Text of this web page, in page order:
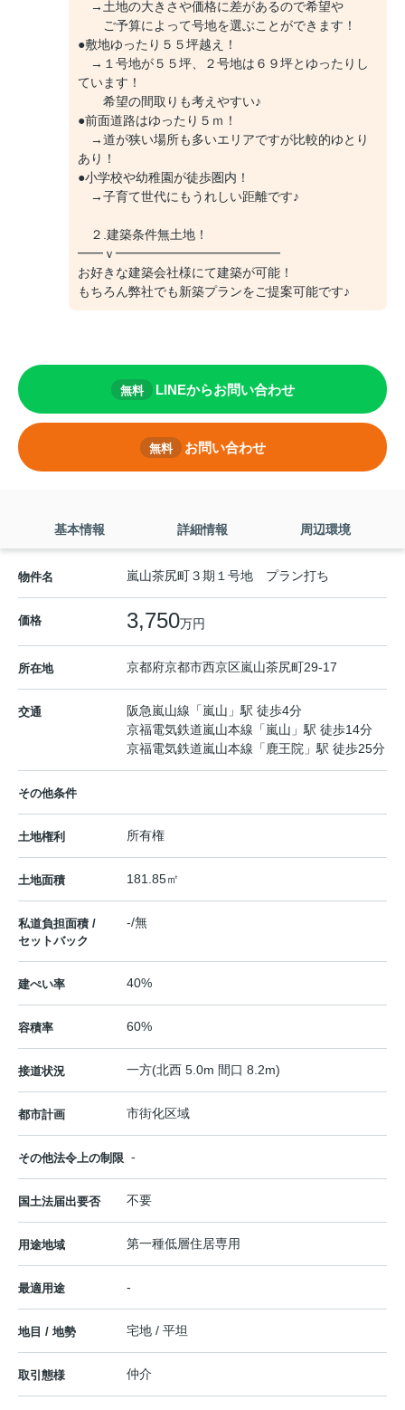
→土地の大きさや価格に差があるので希望や
ご予算によって号地を選ぶことができます！
●敷地ゆったり５５坪越え！
→１号地が５５坪、２号地は６９坪とゆったりし
ています！
希望の間取りも考えやすい♪
●前面道路はゆったり５ｍ！
→道が狭い場所も多いエリアですが比較的ゆとり
あり！
●小学校や幼稚園が徒歩圏内！
→子育て世代にもうれしい距離です♪
２.建築条件無土地！
━━ｖ━━━━━━━━━━━━━
お好きな建築会社様にて建築が可能！
もちろん弊社でも新築プランをご提案可能です♪
無料 LINEからお問い合わせ
無料 お問い合わせ
基本情報 詳細情報 周辺環境
物件名 嵐山茶尻町３期１号地 プラン打ち
価格 3,750万円
所在地 京都府京都市西京区嵐山茶尻町29-17
交通 阪急嵐山線 「嵐山 」駅 徒歩4分
京福電気鉄道嵐山本線 「嵐山 」駅 徒歩14分
京福電気鉄道嵐山本線 「 鹿王院 」駅 徒歩25分
その他条件
土地権利 所有権
土地面積 181.85㎡
私道負担面積 /
セットバック
-/無
建ぺい率 40%
容積率 60%
接道状況 一方(北西 5.0m 間口 8.2m)
都市計画 市街化区域
その他法令上の制限 -
国土法届出要否 不要
用途地域 第一種低層住居専用
最適用途 -
地目 / 地勢 宅地 / 平坦
取引態様 仲介